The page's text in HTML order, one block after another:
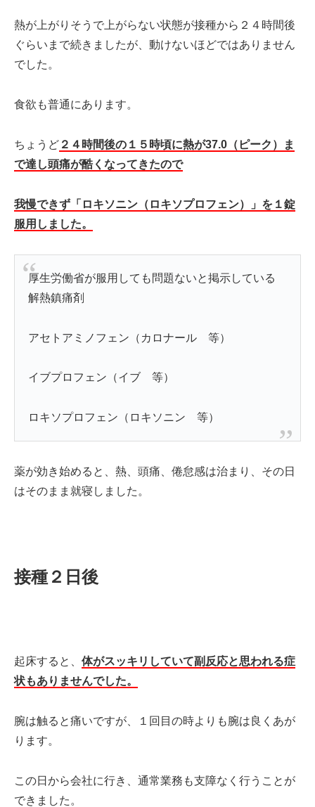
熱が上がりそうで上がらない状態が接種から２４時間後
ぐらいまで続きましたが、動けないほどではありません
でした。
食欲も普通にあります。
ちょうど ２４時間後の１５時頃に熱が37.0（ピーク）ま
で達し頭痛が酷くなってきたので
我慢できず「ロキソニン（ロキソプロフェン）」を１錠
服用しました。
厚生労働省が服用しても問題ないと掲示している
解熱鎮痛剤
アセトアミノフェン（カロナール 等）
イブプロフェン（イブ 等）
ロキソプロフェン（ロキソニン 等）
薬が効き始めると、熱、頭痛、倦怠感は治まり、その日
はそのまま就寝しました。
接種２日後
起床すると、 体がスッキリしていて副反応と思われる症
状もありませんでした。
腕は触ると痛いですが、１回目の時よりも腕は良くあが
ります。
この日から会社に行き、通常業務も支障なく行うことが
できました。